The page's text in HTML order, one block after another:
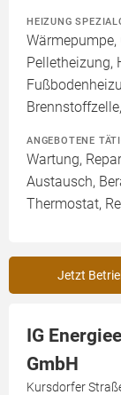
HEIZUNG
Wärmepumpe,
Pelletheizung,
ANGEBOTENE
Wartung,
Austausch,
Thermostat,
Jetzt
IG
GmbH
Kursdorfer